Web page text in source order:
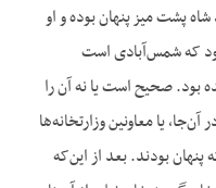
پشت میز پنهان بوده و او
که شمس‌آبادی است
بود. صحیح است یا نه آن را
یا معاونین وزارتخانه‌ها
بودند. بعد از این‌که